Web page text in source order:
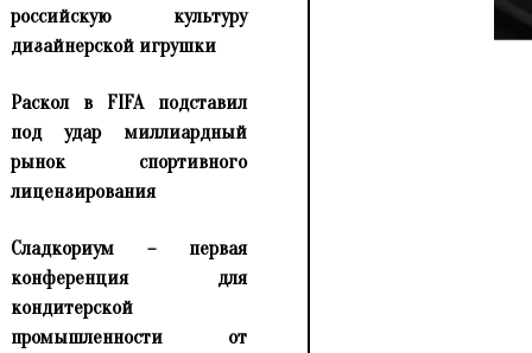
российскую культуру
дизайнерской игрушки
Раскол в FIFA подставил
под удар миллиардный
рынок спортивного
лицензирования
Сладкориум – первая
конференция для
кондитерской
промышленности от